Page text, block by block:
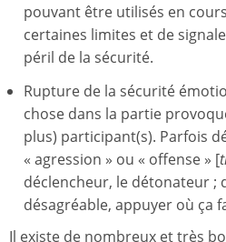
pouvant être utilisés en
certaines limites et de
péril de la sécurité.
Rupture de la sécurité
chose dans la partie
plus) participant(s). Parfois
« agression » ou « offense » [
déclencheur, le détonateur ;
désagréable, appuyer où ça
Il existe de nombreux et très